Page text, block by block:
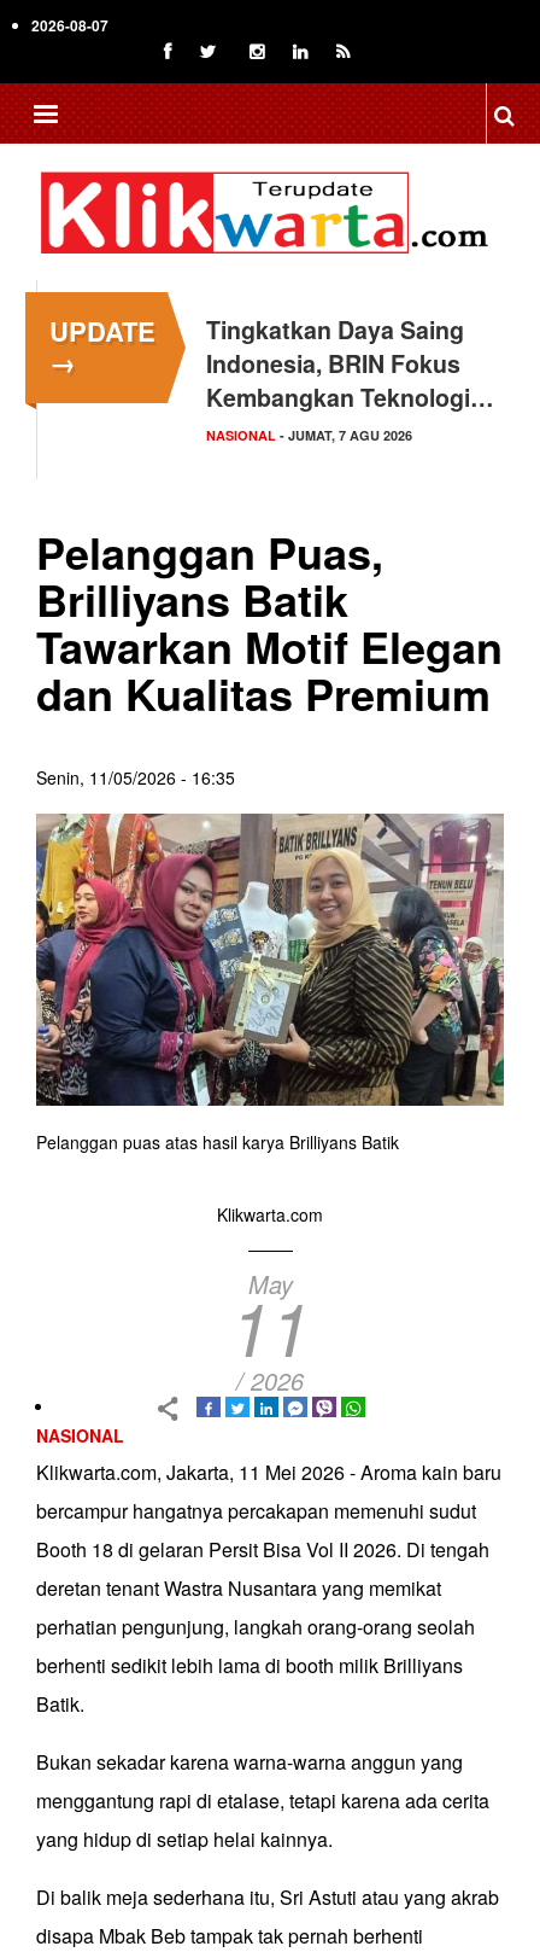
to
content
2026-08-07
UPDATE
→
Tingkatkan Daya Saing
Indonesia, BRIN Fokus
Kembangkan Teknologi…
NASIONAL - JUMAT, 7 AGU 2026
Pelanggan Puas,
Brilliyans Batik
Tawarkan Motif Elegan
dan Kualitas Premium
Senin, 11/05/2026 - 16:35
Pelanggan puas atas hasil karya Brilliyans Batik
Klikwarta.com
May
11
/ 2026
NASIONAL
Klikwarta.com, Jakarta, 11 Mei 2026 - Aroma kain baru
bercampur hangatnya percakapan memenuhi sudut
Booth 18 di gelaran Persit Bisa Vol II 2026. Di tengah
deretan tenant Wastra Nusantara yang memikat
perhatian pengunjung, langkah orang-orang seolah
berhenti sedikit lebih lama di booth milik Brilliyans
Batik.
Bukan sekadar karena warna-warna anggun yang
menggantung rapi di etalase, tetapi karena ada cerita
yang hidup di setiap helai kainnya.
Di balik meja sederhana itu, Sri Astuti atau yang akrab
disapa Mbak Beb tampak tak pernah berhenti